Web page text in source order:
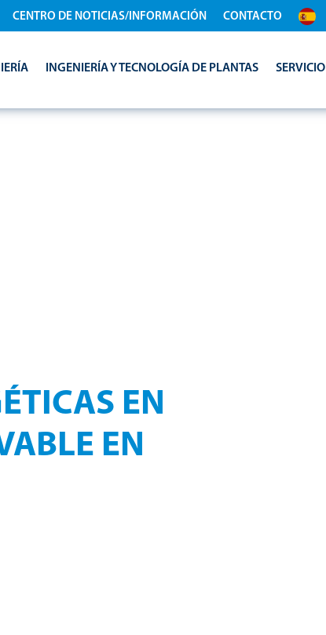
CENTRO DE NOTICIAS/INFORMACIÓN CONTACTO
INGENIERÍA Y TECNOLOGÍA DE PLANTAS SERVICIO
EN
EN